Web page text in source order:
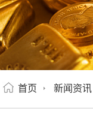
首页 新闻资讯